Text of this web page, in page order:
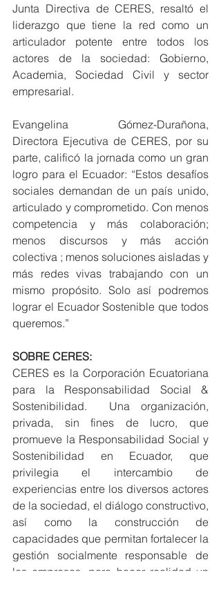
Junta Directiva de CERES, resaltó el
liderazgo que tiene la red como un
articulador potente entre todos los
actores de la sociedad: Gobierno,
Academia, Sociedad Civil y sector
empresarial.
Evangelina Gómez-Durañona,
Directora Ejecutiva de CERES, por su
parte, calificó la jornada como un gran
logro para el Ecuador: “Estos desafíos
sociales demandan de un país unido,
articulado y comprometido. Con menos
competencia y más colaboración;
menos discursos y más acción
colectiva ; menos soluciones aisladas y
más redes vivas trabajando con un
mismo propósito. Solo así podremos
lograr el Ecuador Sostenible que todos
queremos.”
SOBRE CERES:
CERES es la Corporación Ecuatoriana
para la Responsabilidad Social &
Sostenibilidad.  Una organización,
privada, sin fines de lucro, que
promueve la Responsabilidad Social y
Sostenibilidad en Ecuador, que
privilegia el intercambio de
experiencias entre los diversos actores
de la sociedad, el diálogo constructivo,
así como la construcción de
capacidades que permitan fortalecer la
gestión socialmente responsable de
las empresas, para hacer realidad un